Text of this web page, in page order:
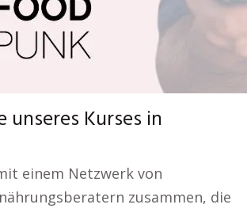
unseres Kurses in
einem Netzwerk von
zusammen, die